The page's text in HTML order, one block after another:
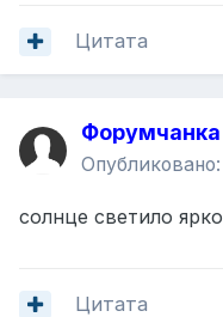
Цитата
Форумчанка
Опубликовано:
солнце светило ярко
Цитата